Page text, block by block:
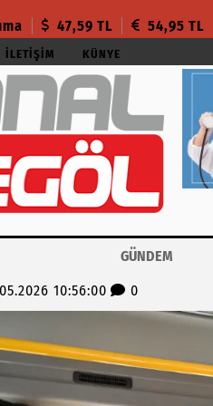
47,59 TL 54,95 TL
İLETIŞIM KÜNYE
GÜNDEM
10:56:00 0